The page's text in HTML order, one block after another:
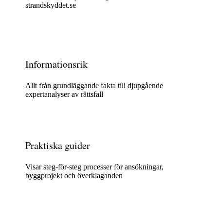
strandskyddet.se
Informationsrik
Allt från grundläggande fakta till djupgående
expertanalyser av rättsfall
Praktiska guider
Visar steg-för-steg processer för ansökningar,
byggprojekt och överklaganden